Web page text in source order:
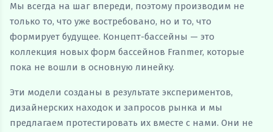
Мы всегда на шаг впереди, поэтому производим не
только то, что уже востребовано, но и то, что
формирует будущее. Концепт-бассейны — это
коллекция новых форм бассейнов Franmer, которые
пока не вошли в основную линейку.
Эти модели созданы в результате экспериментов,
дизайнерских находок и запросов рынка и мы
предлагаем протестировать их вместе с нами. Они не